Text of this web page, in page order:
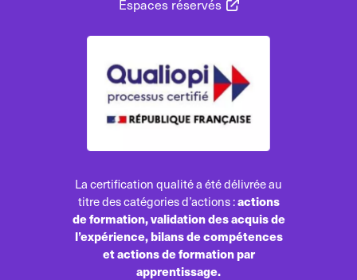
La certification qualité a été délivrée au
titre des catégories d’actions :actions
de formation, validation des acquis de
l’expérience, bilans de compétences
et actions de formation par
apprentissage.
Espaces réservés